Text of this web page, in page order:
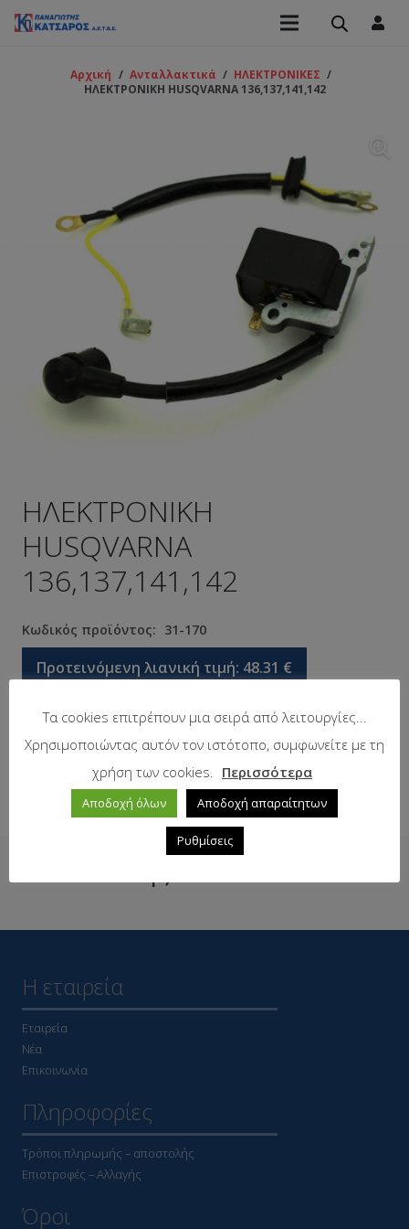
Αρχική / Ανταλλακτικά / ΗΛΕΚΤΡΟΝΙΚΕΣ /
ΗΛΕΚΤΡΟΝΙΚΗ HUSQVARNA 136,137,141,142
ΗΛΕΚΤΡΟΝΙΚΗ
HUSQVARNA
136,137,141,142
Κωδικός προϊόντος: 31-170
Προτεινόμενη λιανική τιμή: 48.31 €
Η εταιρεία
Εταιρεία
Νέα
Επικοινωνία
Πληροφορίες
Τρόποι πληρωμής – αποστολής
Επιστροφές – Αλλαγής
Όροι
Τα cookies επιτρέπουν μια σειρά από λειτουργίες...
Χρησιμοποιώντας αυτόν τον ιστότοπο, συμφωνείτε με τη
χρήση των cookies.
Περισσότερα
Αποδοχή όλων Αποδοχή απαραίτητων
Ρυθμίσεις